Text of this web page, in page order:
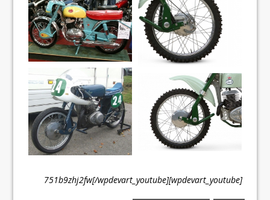
[wpdevart_youtube]751b9zhj2fw[/wpdevart_youtube]